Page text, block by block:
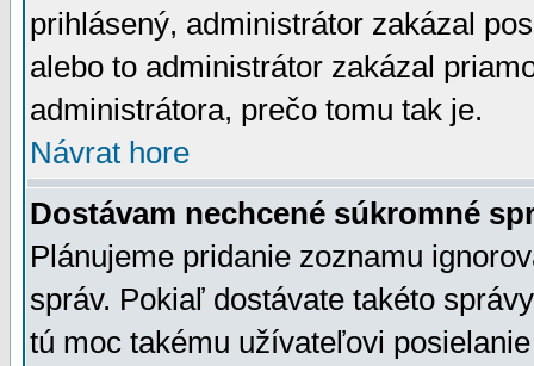
prihlásený, administrátor zakázal
alebo to administrátor zakázal
administrátora, prečo tomu tak je.
Návrat hore
Dostávam nechcené súkromné
Plánujeme pridanie zoznamu
správ. Pokiaľ dostávate takéto
tú moc takému užívateľovi